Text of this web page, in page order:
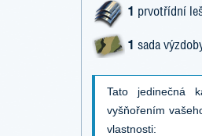
1 prvotřídní
1 sada
Tato jedinečná
vyšňořením
vlastnosti: